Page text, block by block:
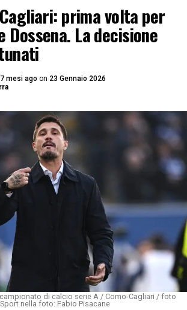
prima volta per
Dossena. La decisione
7 mesi ago on 23 Gennaio 2026
di calcio serie A / Como-Cagliari / foto
nella foto: Fabio Pisacane